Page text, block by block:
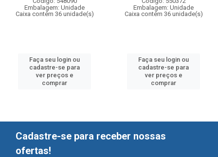
Embalagem: Unidade
Caixa contém 36 unidade(s)
Faça seu login ou
cadastre-se para
ver preços e
comprar
Embalagem: Unidade
Caixa contém 36 unidade(s)
Faça seu login ou
cadastre-se para
ver preços e
comprar
Cadastre-se para receber nossas
ofertas!